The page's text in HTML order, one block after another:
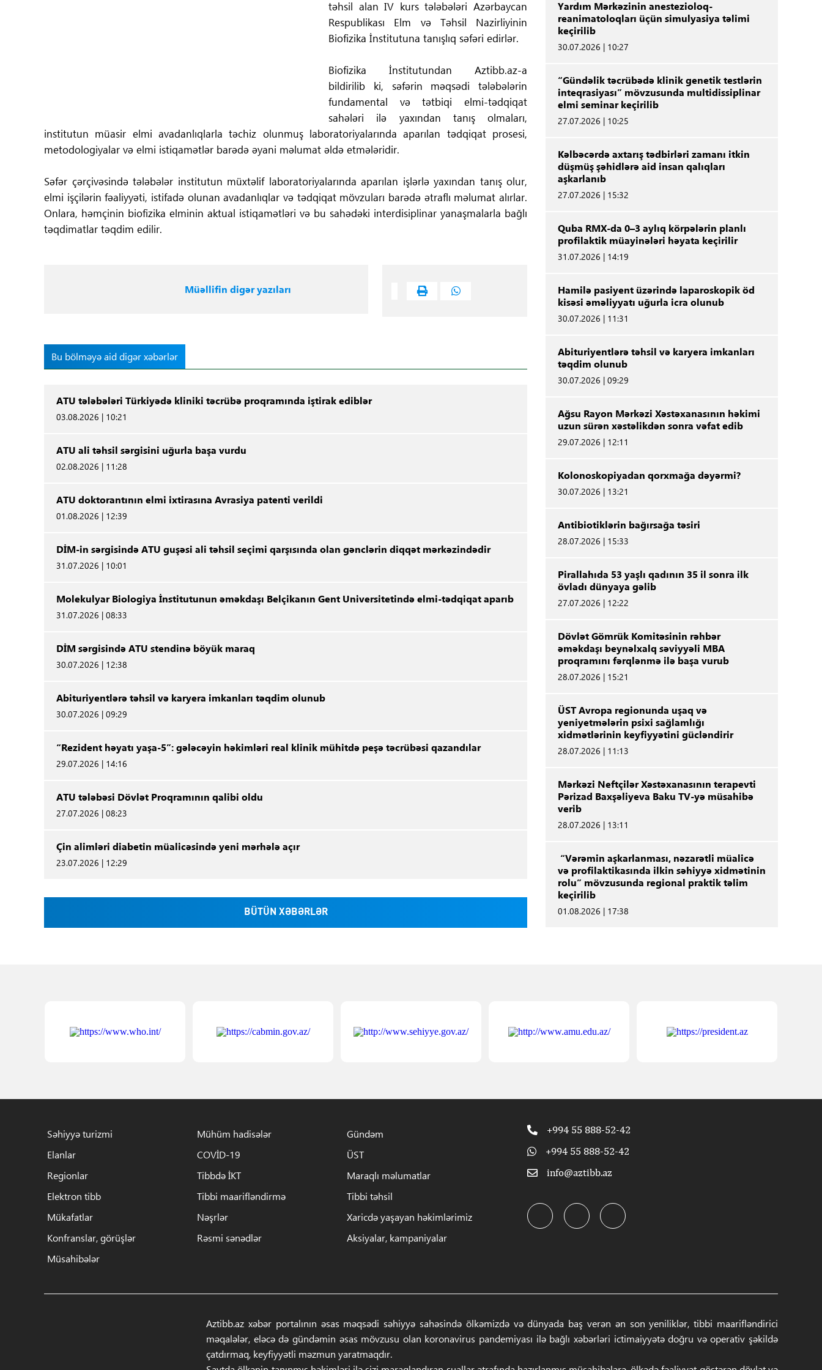
təhsil alan IV kurs tələbələri Azərbaycan
Respublikası Elm və Təhsil Nazirliyinin
Biofizika İnstitutuna tanışlıq səfəri edirlər.
Biofizika İnstitutundan Aztibb.az-a
bildirilib ki, səfərin məqsədi tələbələrin
fundamental və tətbiqi elmi-tədqiqat
sahələri ilə yaxından tanış olmaları,
institutun müasir elmi avadanlıqlarla təchiz olunmuş laboratoriyalarında aparılan tədqiqat prosesi,
metodologiyalar və elmi istiqamətlər barədə əyani məlumat əldə etmələridir.
Səfər çərçivəsində tələbələr institutun müxtəlif laboratoriyalarında aparılan işlərlə yaxından tanış olur,
elmi işçilərin fəaliyyəti, istifadə olunan avadanlıqlar və tədqiqat mövzuları barədə ətraflı məlumat alırlar.
Onlara, həmçinin biofizika elminin aktual istiqamətləri və bu sahədəki interdisiplinar yanaşmalarla bağlı
təqdimatlar təqdim edilir.
Müəllifin digər yazıları
Bu bölməyə aid digər xəbərlər
ATU tələbələri Türkiyədə kliniki təcrübə proqramında iştirak ediblər
03.08.2026 | 10:21
ATU ali təhsil sərgisini uğurla başa vurdu
02.08.2026 | 11:28
ATU doktorantının elmi ixtirasına Avrasiya patenti verildi
01.08.2026 | 12:39
DİM-in sərgisində ATU guşəsi ali təhsil seçimi qarşısında olan gənclərin diqqət mərkəzindədir
31.07.2026 | 10:01
Molekulyar Biologiya İnstitutunun əməkdaşı Belçikanın Gent Universitetində elmi-tədqiqat aparıb
31.07.2026 | 08:33
DİM sərgisində ATU stendinə böyük maraq
30.07.2026 | 12:38
Abituriyentlərə təhsil və karyera imkanları təqdim olunub
30.07.2026 | 09:29
“Rezident həyatı yaşa-5”: gələcəyin həkimləri real klinik mühitdə peşə təcrübəsi qazandılar
29.07.2026 | 14:16
ATU tələbəsi Dövlət Proqramının qalibi oldu
27.07.2026 | 08:23
Çin alimləri diabetin müalicəsində yeni mərhələ açır
23.07.2026 | 12:29
BÜTÜN XƏBƏRLƏR
Yardım Mərkəzinin anestezioloq-
reanimatoloqları üçün simulyasiya təlimi
keçirilib
30.07.2026 | 10:27
“Gündəlik təcrübədə klinik genetik testlərin
inteqrasiyası” mövzusunda multidissiplinar
elmi seminar keçirilib
27.07.2026 | 10:25
Kəlbəcərdə axtarış tədbirləri zamanı itkin
düşmüş şəhidlərə aid insan qalıqları
aşkarlanıb
27.07.2026 | 15:32
Quba RMX-da 0–3 aylıq körpələrin planlı
profilaktik müayinələri həyata keçirilir
31.07.2026 | 14:19
Hamilə pasiyent üzərində laparoskopik öd
kisəsi əməliyyatı uğurla icra olunub
30.07.2026 | 11:31
Abituriyentlərə təhsil və karyera imkanları
təqdim olunub
30.07.2026 | 09:29
Ağsu Rayon Mərkəzi Xəstəxanasının həkimi
uzun sürən xəstəlikdən sonra vəfat edib
29.07.2026 | 12:11
Kolonoskopiyadan qorxmağa dəyərmi?
30.07.2026 | 13:21
Antibiotiklərin bağırsağa təsiri
28.07.2026 | 15:33
Pirallahıda 53 yaşlı qadının 35 il sonra ilk
övladı dünyaya gəlib
27.07.2026 | 12:22
Dövlət Gömrük Komitəsinin rəhbər
əməkdaşı beynəlxalq səviyyəli MBA
proqramını fərqlənmə ilə başa vurub
28.07.2026 | 15:21
ÜST Avropa regionunda uşaq və
yeniyetmələrin psixi sağlamlığı
xidmətlərinin keyfiyyətini gücləndirir
28.07.2026 | 11:13
Mərkəzi Neftçilər Xəstəxanasının terapevti
Pərizad Baxşəliyeva Baku TV-yə müsahibə
verib
28.07.2026 | 13:11
“Vərəmin aşkarlanması, nəzarətli müalicə
və profilaktikasında ilkin səhiyyə xidmətinin
rolu” mövzusunda regional praktik təlim
keçirilib
01.08.2026 | 17:38
Səhiyyə turizmi Mühüm hadisələr
Gündəm
Elanlar
COVİD-19
ÜST
Regionlar
Tibbdə İKT
Maraqlı məlumatlar
Elektron tibb
Tibbi maarifləndirmə
Tibbi təhsil
Mükafatlar
Nəşrlər
Xaricdə yaşayan həkimlərimiz
Konfranslar, görüşlər
Rəsmi sənədlər
Aksiyalar, kampaniyalar
Müsahibələr
+994 55 888-52-42
+994 55 888-52-42
info@aztibb.az
Aztibb.az xəbər portalının əsas məqsədi səhiyyə sahəsində ölkəmizdə və dünyada baş verən ən son yeniliklər, tibbi maarifləndirici
məqalələr, eləcə də gündəmin əsas mövzusu olan koronavirus pandemiyası ilə bağlı xəbərləri ictimaiyyətə doğru və operativ şəkildə
çatdırmaq, keyfiyyətli məzmun yaratmaqdır.
Tibbi maarifləndirmə
Mühüm hadisələr
COVID-19